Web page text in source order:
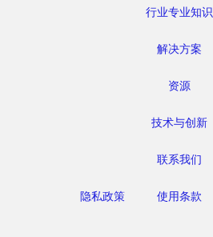
行业专业知识
解决方案
资源
技术与创新
联系我们
隐私政策 使用条款